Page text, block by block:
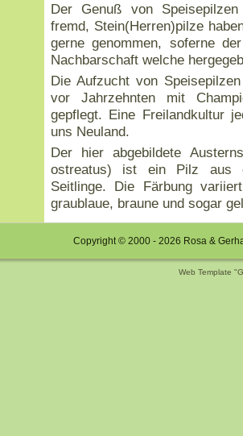
Der Genuß von
fremd, Stein(Herren)pilze
gerne genommen, soferne
Nachbarschaft welche
Die Aufzucht von
vor Jahrzehnten mit
gepflegt. Eine Freilandkultur
uns Neuland.
Der hier abgebildete
ostreatus) ist ein Pilz aus
Seitlinge. Die Färbung
graublaue, braune und sogar
Copyright © 2000 - 2026 Rosa &
Web Template